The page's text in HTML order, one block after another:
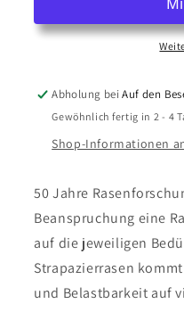
RASEN
Abholung beiAuf den
Gewöhnlich fertig in 2 - 4
Shop-Informationen
50 Jahre
Beanspruchung eine
auf die jeweiligen
Strapazierrasen
und Belastbarkeit auf